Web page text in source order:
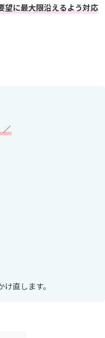
望に最大限沿えるよう対応
／
け直します。